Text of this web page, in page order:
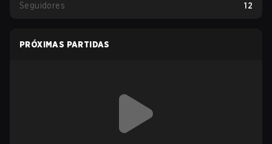
Seguidores 12
PRÓXIMAS PARTIDAS